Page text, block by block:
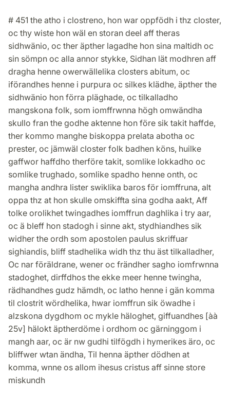
# 451 the atho i clostreno, hon war oppfödh i thz closter,
oc thy wiste hon wäl en storan deel aff theras
sidhwänio, oc ther äpther lagadhe hon sina maltidh oc
sin sömpn oc alla annor stykke, Sidhan lät modhren aff
dragha henne owerwällelika closters abitum, oc
iförandhes henne i purpura oc silkes klädhe, äpther the
sidhwänio hon förra pläghade, oc tilkalladho
mangskona folk, som iomffrwnna högh omwändha
skullo fran the godhe aktenne hon före sik takit haffde,
ther kommo manghe biskoppa prelata abotha oc
prester, oc jämwäl closter folk badhen köns, huilke
gaffwor haffdho therföre takit, somlike lokkadho oc
somlike trughado, somlike spadho henne onth, oc
mangha andhra lister swiklika baros för iomffruna, alt
oppa thz at hon skulle omskiffta sina godha aakt, Aff
tolke orolikhet twingadhes iomffrun daghlika i try aar,
oc ä bleff hon stadogh i sinne akt, stydhiandhes sik
widher the ordh som apostolen paulus skriffuar
sighiandis, bliff stadhelika widh thz thu äst tilkalladher,
Oc nar föräldrane, wener oc frändher sagho iomfrwnna
stadoghet, dirffdhos the ekke meer henne twingha,
rädhandhes gudz hämdh, oc latho henne i gän komma
til clostrit wördhelika, hwar iomffrun sik öwadhe i
alzskona dygdhom oc mykle häloghet, giffuandhes [àà
25v] hälokt äptherdöme i ordhom oc gärninggom i
mangh aar, oc är nw gudhi tilfögdh i hymerikes äro, oc
bliffwer wtan ändha, Til henna äpther dödhen at
komma, wnne os allom ihesus cristus aff sinne store
miskundh